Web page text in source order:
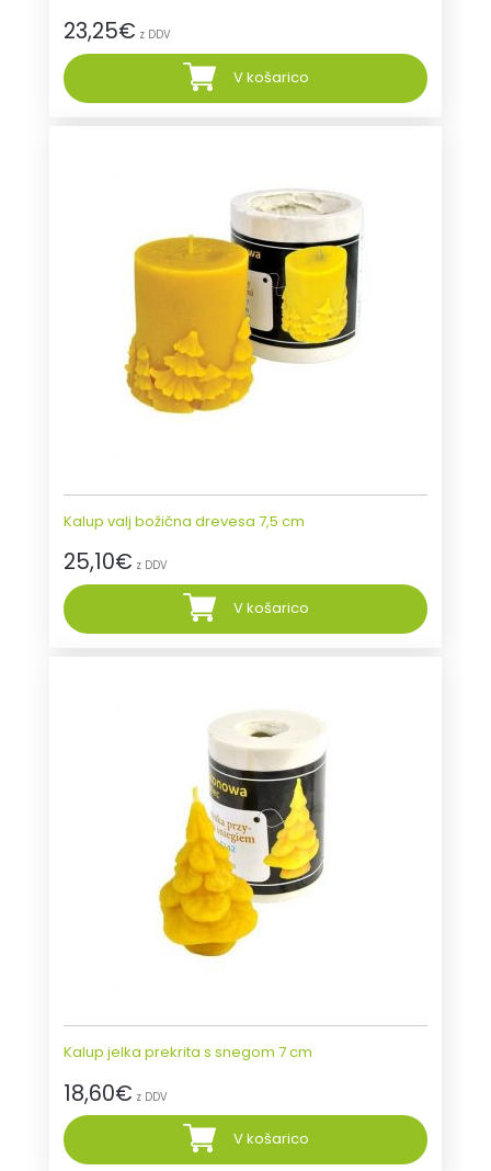
23,25€ z DDV
V košarico
Kalup valj božična drevesa 7,5 cm
25,10€ z DDV
V košarico
Kalup jelka prekrita s snegom 7 cm
18,60€ z DDV
V košarico